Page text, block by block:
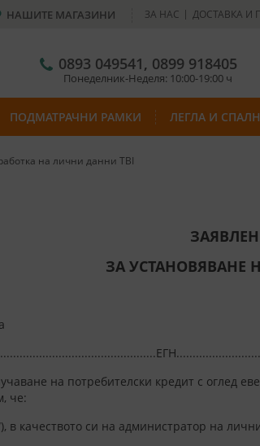
НАШИТЕ МАГАЗИНИ ЗА НАС ДОСТАВКА И
0893 049541, 0899 918405
Понеделник-Неделя: 10:00-19:00 ч
ПОДМАТРАЧНИ РАМКИ ЛЕГЛА И
на лични данни TBI
ЗА
на потребителски кредит с оглед
че:
в качеството си на администратор на